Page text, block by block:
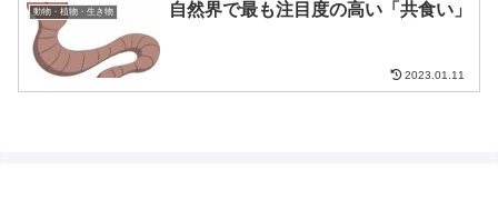
動物・植物・生き物 自然界で最も注目度の高い「共食い」
2023.01.11